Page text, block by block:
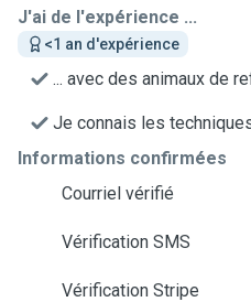
J'ai de l'expérience ...
<1 an d'expérience
... avec des animaux de
Je connais les
Informations confirmées
Courriel vérifié
Vérification SMS
Vérification Stripe